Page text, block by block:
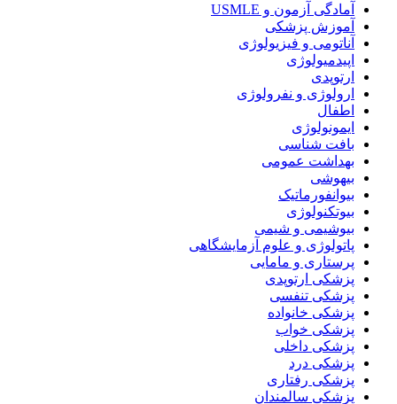
آمادگی آزمون و USMLE
آموزش پزشکی
آناتومی و فیزیولوژی
اپیدمیولوژی
ارتوپدی
ارولوژی و نفرولوژی
اطفال
ایمونولوژی
بافت شناسی
بهداشت عمومی
بیهوشی
بیوانفورماتیک
بیوتکنولوژی
بیوشیمی و شیمی
پاتولوژی و علوم آزمایشگاهی
پرستاری و مامایی
پزشکی ارتوپدی
پزشکی تنفسی
پزشکی خانواده
پزشکی خواب
پزشکی داخلی
پزشکی درد
پزشکی رفتاری
پزشکی سالمندان